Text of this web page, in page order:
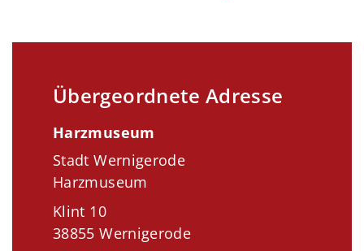
Übergeordnete Adresse
Harzmuseum
Stadt Wernigerode
Harzmuseum
Klint 10
38855 Wernigerode